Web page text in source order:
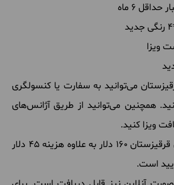
6 ماه
ویزا
می‌توانید به سفارت یا کنسولگری
همچنین می‌توانید از طریق آژانس‌های
ویزا کنید.
هزینه ویزای توریستی قرقیزستان 160 دلار به علاوه هزینه 45 دلار
است.